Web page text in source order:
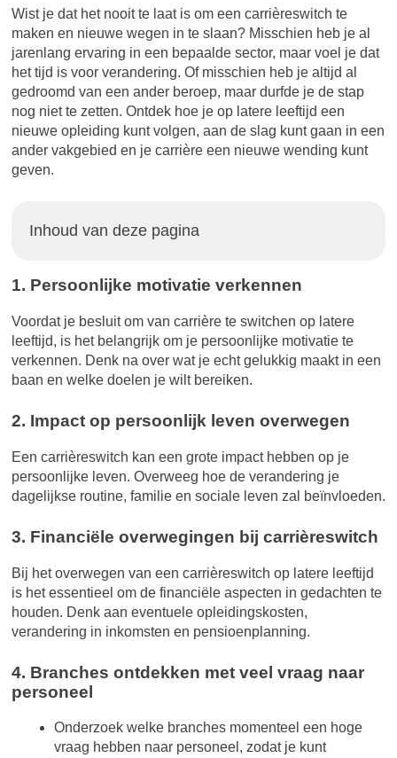
Wist je dat het nooit te laat is om een carrièreswitch te
maken en nieuwe wegen in te slaan? Misschien heb je al
jarenlang ervaring in een bepaalde sector, maar voel je dat
het tijd is voor verandering. Of misschien heb je altijd al
gedroomd van een ander beroep, maar durfde je de stap
nog niet te zetten. Ontdek hoe je op latere leeftijd een
nieuwe opleiding kunt volgen, aan de slag kunt gaan in een
ander vakgebied en je carrière een nieuwe wending kunt
geven.
Inhoud van deze pagina
1. Persoonlijke motivatie verkennen
Voordat je besluit om van carrière te switchen op latere
leeftijd, is het belangrijk om je persoonlijke motivatie te
verkennen. Denk na over wat je echt gelukkig maakt in een
baan en welke doelen je wilt bereiken.
2. Impact op persoonlijk leven overwegen
Een carrièreswitch kan een grote impact hebben op je
persoonlijke leven. Overweeg hoe de verandering je
dagelijkse routine, familie en sociale leven zal beïnvloeden.
3. Financiële overwegingen bij carrièreswitch
Bij het overwegen van een carrièreswitch op latere leeftijd
is het essentieel om de financiële aspecten in gedachten te
houden. Denk aan eventuele opleidingskosten,
verandering in inkomsten en pensioenplanning.
4. Branches ontdekken met veel vraag naar
personeel
Onderzoek welke branches momenteel een hoge
vraag hebben naar personeel, zodat je kunt